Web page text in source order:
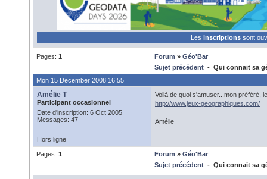
Les inscriptions sont
Pages: 1 Forum » Géo'Bar
Sujet précédent - Qui connait sa
Mon 15 December 2008 16:55
Amélie T
Participant occasionnel
Date d'inscription: 6 Oct 2005
Messages: 47
Voilà de quoi s'amuser...mon préféré,
http://www.jeux-geographiques.com/
Amélie
Hors ligne
Pages: 1 Forum » Géo'Bar
Sujet précédent - Qui connait sa